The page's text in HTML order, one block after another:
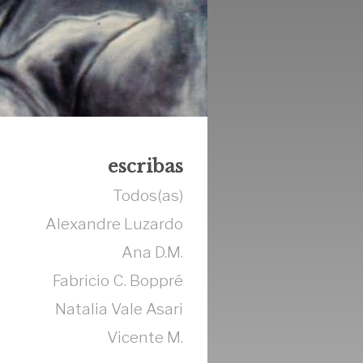
escribas
Todos(as)
Alexandre Luzardo
Ana D.M.
Fabricio C. Boppré
Natalia Vale Asari
Vicente M.